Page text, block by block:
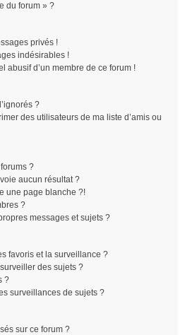
du forum » ?
privés !
indésirables !
abusif d’un membre de ce forum !
?
des utilisateurs de ma liste d’amis ou
?
aucun résultat ?
une page blanche ?!
?
messages et sujets ?
favoris et la surveillance ?
des sujets ?
?
surveillances de sujets ?
sur ce forum ?